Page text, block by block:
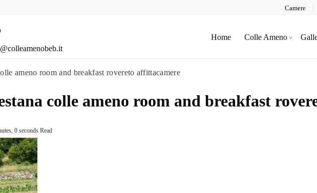
Camere
Home Colle Ameno
ameno room and breakfast rovereto affittacamere
colle ameno room and breakfast
0 seconds Read